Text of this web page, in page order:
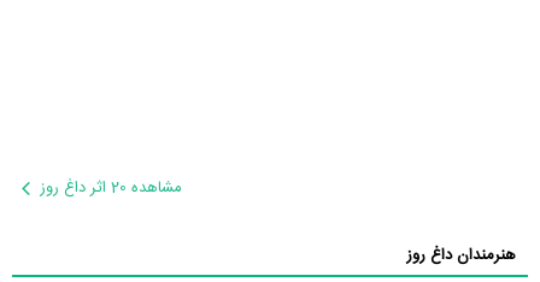
مشاهده 20 اثر داغ روز
هنرمندان داغ روز